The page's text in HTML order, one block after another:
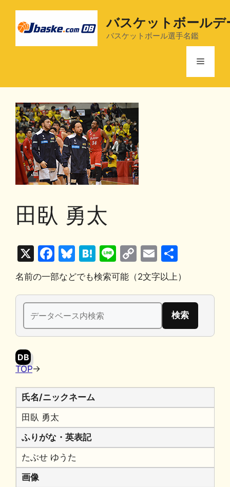
バスケットボールデ
バスケットボール選手名鑑
メ
田臥 勇太
X
F
a
c
e
b
o
Bl
u
e
s
k
y
H
at
e
n
a
Li
n
e
C
o
p
y
n
E
m
ai
l
有
名前の一部などでも検索可能（2文字以上）
検
索:
DB
TOP→
氏名/ニックネーム
田臥 勇太
ふりがな・英表記
たぶせ ゆうた
画像